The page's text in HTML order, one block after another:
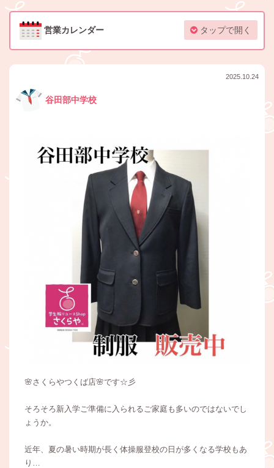
営業カレンダー タップで開く
2025.10.24
谷田部中学校
🌸さくらやつくば店🌸です☆彡
そろそろ新入学ご準備に入られるご家庭も多いのではないでし
ょうか。
近年、夏の暑い時期が長く体操服登校の日が多くなる学校もあ
り…